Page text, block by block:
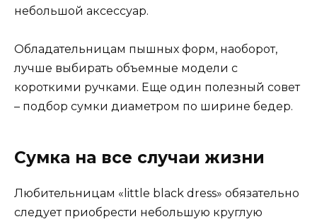
небольшой аксессуар.
Обладательницам пышных форм, наоборот,
лучше выбирать объемные модели с
короткими ручками. Еще один полезный совет
– подбор сумки диаметром по ширине бедер.
Сумка на все случаи жизни
Любительницам «little black dress» обязательно
следует приобрести небольшую круглую